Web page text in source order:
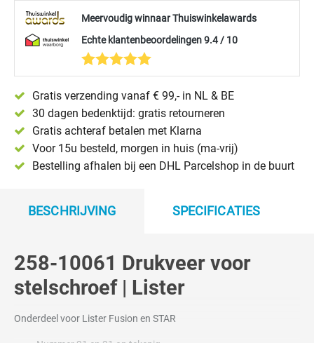
Meervoudig winnaar Thuiswinkelawards
Echte klantenbeoordelingen 9.4 / 10
Gratis verzending vanaf € 99,- in NL & BE
30 dagen bedenktijd: gratis retourneren
Gratis achteraf betalen met Klarna
Voor 15u besteld, morgen in huis (ma-vrij)
Bestelling afhalen bij een DHL Parcelshop in de buurt
BESCHRIJVING SPECIFICATIES
258-10061 Drukveer voor
stelschroef | Lister
Onderdeel voor Lister Fusion en STAR